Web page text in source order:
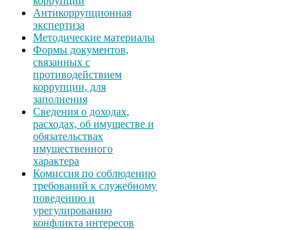
Антикоррупционная
экспертиза
Методические материалы
Формы документов,
связанных с
противодействием
коррупции, для
заполнения
Сведения о доходах,
расходах, об имуществе и
обязательствах
имущественного
характера
Комиссия по соблюдению
требований к служебному
поведению и
урегулированию
конфликта интересов